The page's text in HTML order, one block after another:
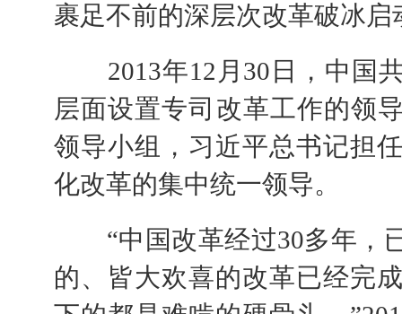
裹足不前的深层次改革破冰启
2013年12月30日，中国
层面设置专司改革工作的
领导小组，习近平总书记担
化改革的集中统一领导。
“中国改革经过30多年，
的、皆大欢喜的改革已经完